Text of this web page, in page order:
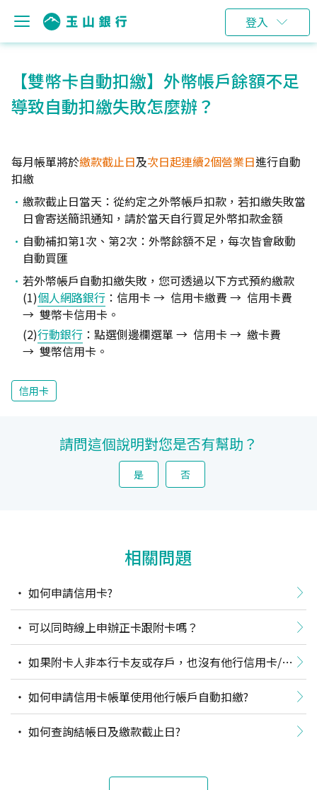
登入
【雙幣卡自動扣繳】外幣帳戶餘額不足
導致自動扣繳失敗怎麼辦？
每月帳單將於繳款截止日及次日起連續2個營業日進行自動
扣繳
繳款截止日當天：從約定之外幣帳戶扣款，若扣繳失敗當
日會寄送簡訊通知，請於當天自行買足外幣扣款金額
自動補扣第1次、第2次：外幣餘額不足，每次皆會啟動
自動買匯
若外幣帳戶自動扣繳失敗，您可透過以下方式預約繳款
(1)個人網路銀行 ：信用卡 → 信用卡繳費 → 信用卡費
→ 雙幣卡信用卡。
(2)行動銀行 ：點選側邊欄選單 → 信用卡 → 繳卡費
→ 雙幣信用卡。
信用卡
請問這個說明對您是否有幫助？
是 否
相關問題
如何申請信用卡?
可以同時線上申辦正卡跟附卡嗎？
行臨櫃帳戶/自然人憑證，怎麼申辦附卡呢？
如何申請信用卡帳單使用他行帳戶自動扣繳?
如何查詢結帳日及繳款截止日?